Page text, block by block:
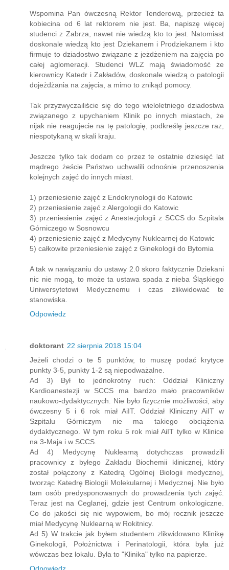
Wspomina Pan ówczesną Rektor Tenderową, przecież ta
kobiecina od 6 lat rektorem nie jest. Ba, napiszę więcej
studenci z Zabrza, nawet nie wiedzą kto to jest. Natomiast
doskonale wiedzą kto jest Dziekanem i Prodziekanem i kto
firmuje to dziadostwo związane z jeżdżeniem na zajęcia po
całej aglomeracji. Studenci WLZ mają świadomość że
kierownicy Katedr i Zakładów, doskonale wiedzą o patologii
dojeżdżania na zajęcia, a mimo to znikąd pomocy.
Tak przyzwyczailiście się do tego wieloletniego dziadostwa
związanego z upychaniem Klinik po innych miastach, że
nijak nie reagujecie na tę patologię, podkreślę jeszcze raz,
niespotykaną w skali kraju.
Jeszcze tylko tak dodam co przez te ostatnie dziesięć lat
mądrego żeście Państwo uchwalili odnośnie przenoszenia
kolejnych zajęć do innych miast.
1) przeniesienie zajęć z Endokrynologii do Katowic
2) przeniesienie zajęć z Alergologii do Katowic
3) przeniesienie zajęć z Anestezjologii z SCCS do Szpitala
Górniczego w Sosnowcu
4) przeniesienie zajęć z Medycyny Nuklearnej do Katowic
5) całkowite przeniesienie zajęć z Ginekologii do Bytomia
A tak w nawiązaniu do ustawy 2.0 skoro faktycznie Dziekani
nic nie mogą, to może ta ustawa spada z nieba Śląskiego
Uniwersytetowi Medycznemu i czas zlikwidować te
stanowiska.
Odpowiedz
doktorant 22 sierpnia 2018 15:04
Jeżeli chodzi o te 5 punktów, to muszę podać krytyce
punkty 3-5, punkty 1-2 są niepodważalne.
Ad 3) Był to jednokrotny ruch: Oddział Kliniczny
Kardioanestezji w SCCS ma bardzo mało pracowników
naukowo-dydaktycznych. Nie było fizycznie możliwości, aby
ówczesny 5 i 6 rok miał AiIT. Oddział Kliniczny AiIT w
Szpitalu Górniczym nie ma takiego obciążenia
dydaktycznego. W tym roku 5 rok miał AiIT tylko w Klinice
na 3-Maja i w SCCS.
Ad 4) Medycynę Nuklearną dotychczas prowadzili
pracownicy z byłego Zakładu Biochemii klinicznej, który
został połączony z Katedrą Ogólnej Biologii medycznej,
tworząc Katedrę Biologii Molekularnej i Medycznej. Nie było
tam osób predysponowanych do prowadzenia tych zajęć.
Teraz jest na Ceglanej, gdzie jest Centrum onkologiczne.
Co do jakości się nie wypowiem, bo mój rocznik jeszcze
miał Medycynę Nuklearną w Rokitnicy.
Ad 5) W trakcie jak byłem studentem zlikwidowano Klinikę
Ginekologii, Położnictwa i Perinatologii, która była już
wówczas bez lokalu. Była to "Klinika" tylko na papierze.